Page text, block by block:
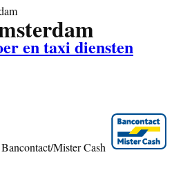
en taxi diensten
Mister Cash